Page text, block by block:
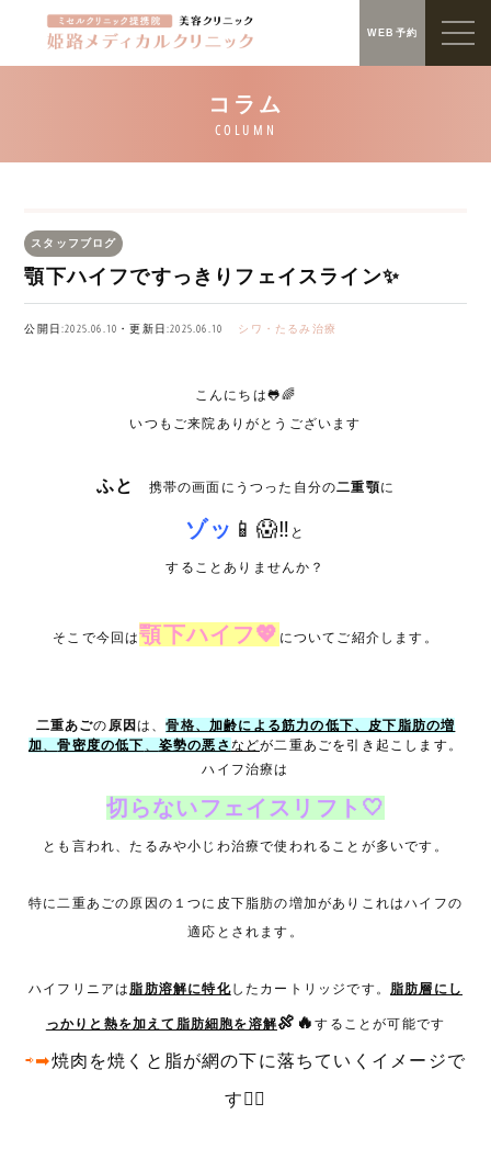
WEB予約
スタッフブログ
顎下ハイフですっきりフェイスライン✨
公開日:2025.06.10・更新日:2025.06.10 シワ・たるみ治療
こんにちは🐸🌈
いつもご来院ありがとうございます
ふと 携帯の画面にうつった自分の二重顎に
ゾッ 📱😱‼ と
することありませんか？
そこで今回は顎下ハイフ💖 についてご紹介します。
二重あごの 原因 は、骨格、加齢による筋力の低下、皮下脂肪の増
加、骨密度の低下 、 姿勢の悪さ などが二重あごを引き起こします。
ハイフ治療は
切らないフェイスリフト🤍
とも言われ、たるみや小じわ治療で使われることが多いです。
特に二重あごの原因の１つに皮下脂肪の増加がありこれはハイフの
適応とされます。
ハイフリニアは 脂肪溶解に特化したカートリッジです。 脂肪層にし
っかりと熱を加えて脂肪細胞を溶解🍖🔥することが可能です
⇨➡焼肉を焼くと脂が網の下に落ちていくイメージで
す☝🏻